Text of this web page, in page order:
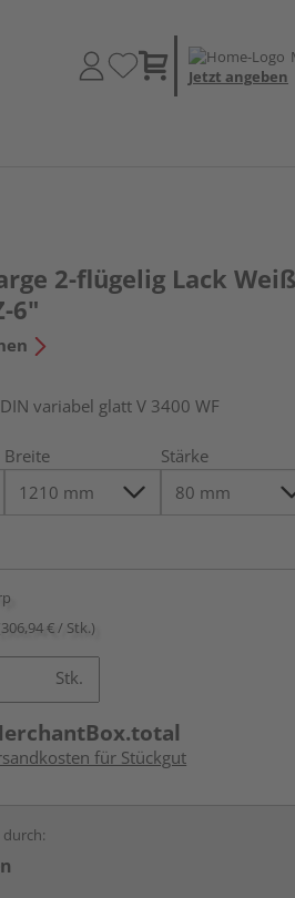
Jetzt angeben
2-flügelig Lack
6"
variabel glatt V 3400 WF
Breite Stärke
€ / Stk.)
Stk.
für Stückgut